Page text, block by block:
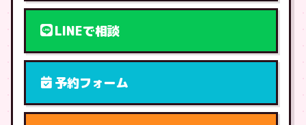
LINEで相談
予約フォーム